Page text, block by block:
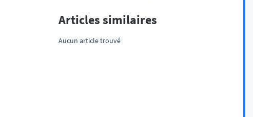
Articles similaires
Aucun article trouvé